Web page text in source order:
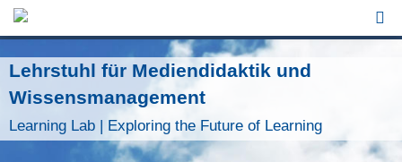
Jump to Navigation
Lehrstuhl für Mediendidaktik und
Wissensmanagement
Learning Lab | Exploring the Future of Learning